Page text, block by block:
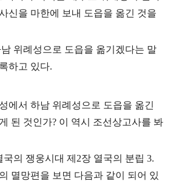
신을 마한에 보내 도읍을 옮긴 것을
위례성으로 도읍을 옮기겠다는 말
하고 있다.
에서 하남 위례성으로 도읍을 옮긴
된 것인가? 이 역시 조선상고사를 봐
의 쟁웅시대 제2장 열국의 분립 3.
멸망편을 보면 다음과 같이 되어 있